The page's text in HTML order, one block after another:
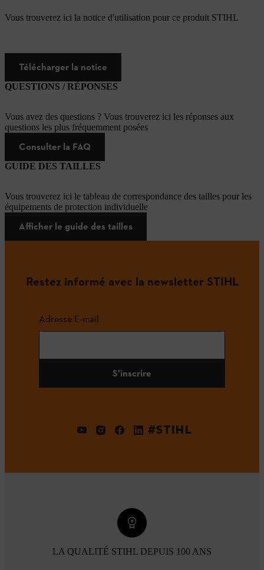
Vous trouverez ici la notice d'utilisation pour ce produit STIHL
Télécharger la notice
QUESTIONS / RÉPONSES
Vous avez des questions ? Vous trouverez ici les réponses aux
questions les plus fréquemment posées
Consulter la FAQ
GUIDE DES TAILLES
Vous trouverez ici le tableau de correspondance des tailles pour les
équipements de protection individuelle
Afficher le guide des tailles
Restez informé avec la newsletter STIHL
Adresse E-mail
S'inscrire
#STIHL
LA QUALITÉ STIHL DEPUIS 100 ANS